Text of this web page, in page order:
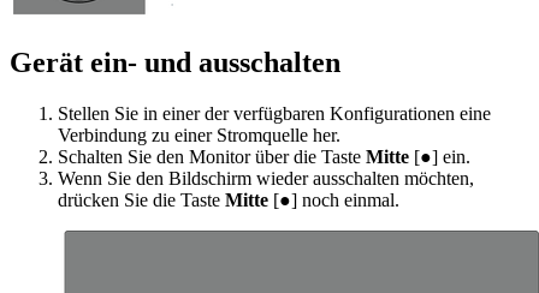
Gerät ein- und ausschalten
Stellen Sie in einer der verfügbaren Konfigurationen eine
Verbindung zu einer Stromquelle her.
Schalten Sie den Monitor über die Taste Mitte [●] ein.
Wenn Sie den Bildschirm wieder ausschalten möchten,
drücken Sie die Taste Mitte [●] noch einmal.